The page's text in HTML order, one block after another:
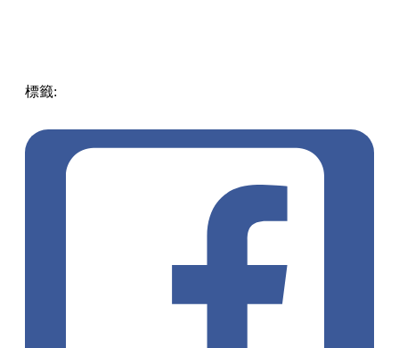
標籤: